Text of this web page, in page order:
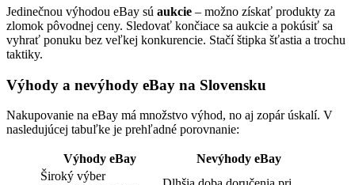
Jedinečnou výhodou eBay sú aukcie – možno získať produkty za
zlomok pôvodnej ceny. Sledovať končiace sa aukcie a pokúsiť sa
vyhrať ponuku bez veľkej konkurencie. Stačí štipka šťastia a trochu
taktiky.
Výhody a nevýhody eBay na Slovensku
Nakupovanie na eBay má množstvo výhod, no aj zopár úskalí. V
nasledujúcej tabuľke je prehľadné porovnanie:
Výhody eBay
Nevýhody eBay
Široký výber